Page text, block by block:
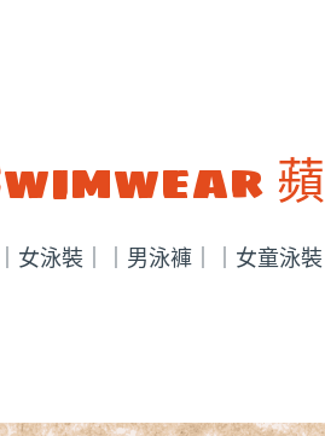
蘋
｜女泳裝｜ ｜男泳褲｜ ｜女童泳裝